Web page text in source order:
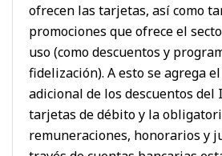
ofrecen las tarjetas, así como
promociones que ofrece el
uso (como descuentos y
fidelización). A esto se agrega
adicional de los descuentos del
tarjetas de débito y la
remuneraciones, honorarios y